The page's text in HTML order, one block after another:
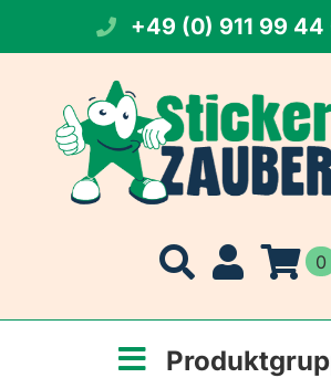
springen
+49 (0) 911 99 44
0